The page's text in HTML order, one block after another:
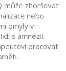
může zhoršovat
nebo
omyly v
s amnézií.
pracovat